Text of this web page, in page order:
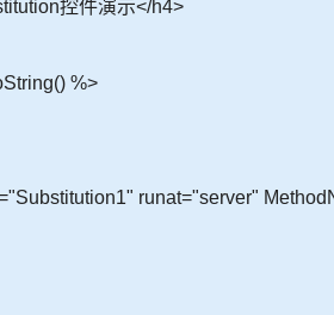
控件演示</h4>
%>
runat="server"